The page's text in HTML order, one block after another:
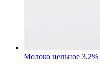
Молоко цельное 3.2%